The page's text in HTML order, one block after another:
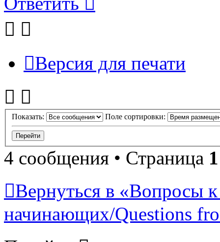
Версия для печати
Показать: Поле сортировки:
4 сообщения • Страница 1
Вернуться в «Вопросы
начинающих/Questions